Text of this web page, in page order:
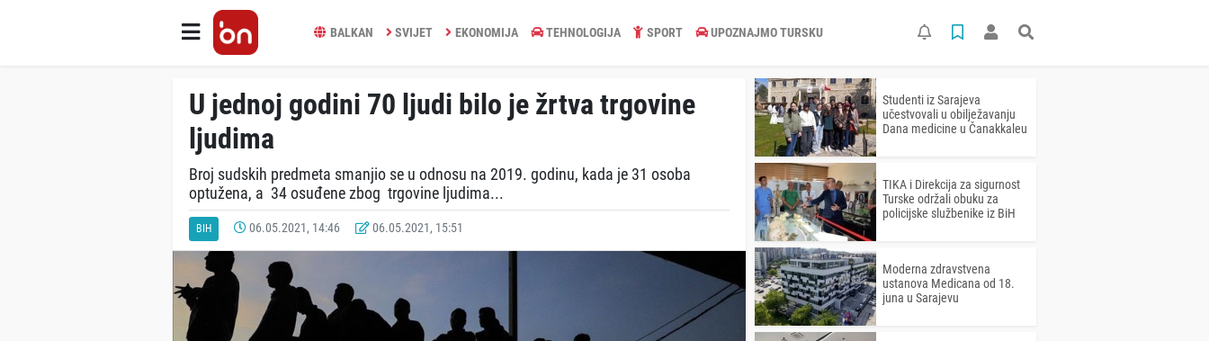
BALKAN SVIJET EKONOMIJA TEHNOLOGIJA SPORT UPOZNAJMO TURSKU
U jednoj godini 70 ljudi bilo je žrtva trgovine
ljudima
Broj sudskih predmeta smanjio se u odnosu na 2019. godinu, kada je 31 osoba
optužena, a 34 osuđene zbog trgovine ljudima...
BIH 06.05.2021, 14:46 06.05.2021, 15:51
Studenti iz Sarajeva
učestvovali u obilježavanju
Dana medicine u Čanakkaleu
TIKA i Direkcija za sigurnost
Turske održali obuku za
policijske službenike iz BiH
Moderna zdravstvena
ustanova Medicana od 18.
juna u Sarajevu